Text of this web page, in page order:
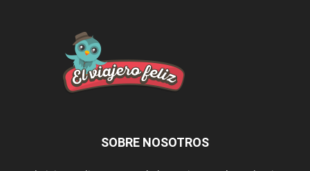
SOBRE NOSOTROS